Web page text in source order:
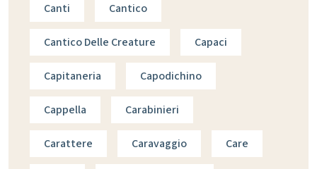
Canti Cantico
Cantico Delle Creature Capaci
Capitaneria Capodichino
Cappella Carabinieri
Carattere Caravaggio Care